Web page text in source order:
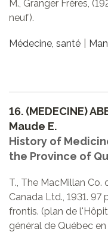
M., Granger Frères,
neuf).
Médecine, santé
16. (MEDECINE)
Maude E.
History of
the Province of
T., The MacMillan Co.
Canada Ltd., 1931. 97
frontis. (plan de
général de Québec en